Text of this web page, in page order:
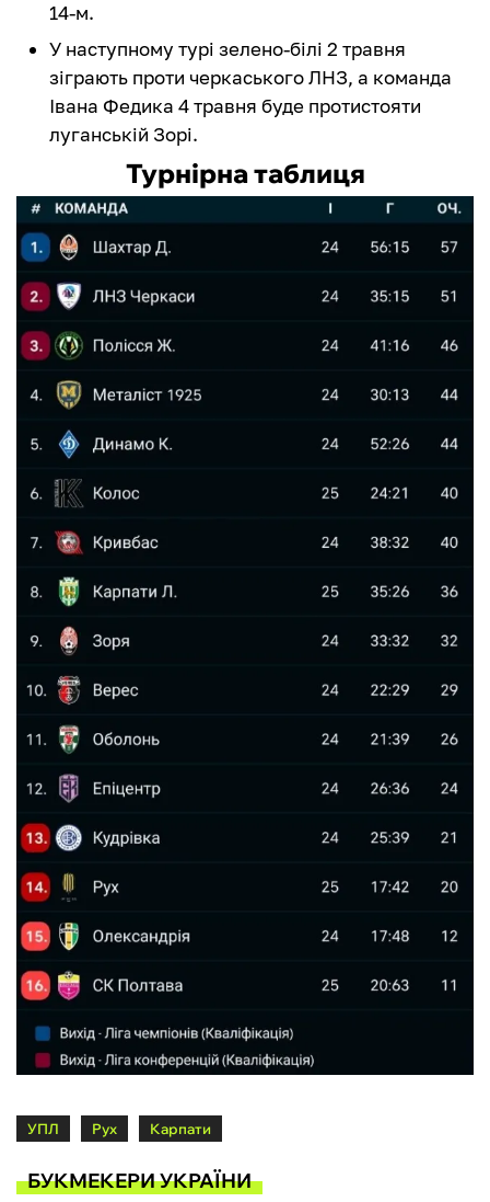
14-м.
У наступному турі зелено-білі 2 травня
зіграють проти черкаського ЛНЗ, а команда
Івана Федика 4 травня буде протистояти
луганській Зорі.
Турнірна таблиця
УПЛ Рух Карпати
БУКМЕКЕРИ УКРАЇНИ